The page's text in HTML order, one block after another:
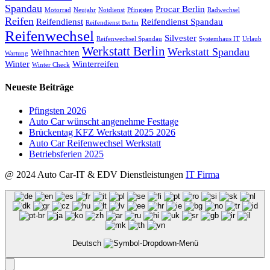
Spandau Motorrad Neujahr Notdienst Pfingsten Procar Berlin Radwechsel
Reifen Reifendienst Reifendienst Berlin Reifendienst Spandau
Reifenwechsel Reifenwechsel Spandau Silvester Systemhaus IT Urlaub
Wartung Weihnachten Werkstatt Berlin Werkstatt Spandau
Winter Winter Check Winterreifen
Neueste Beiträge
Pfingsten 2026
Auto Car wünscht angenehme Festtage
Brückentag KFZ Werkstatt 2025 2026
Auto Car Reifenwechsel Werkstatt
Betriebsferien 2025
@ 2024 Auto Car-IT & EDV Dienstleistungen IT Firma
Deutsch